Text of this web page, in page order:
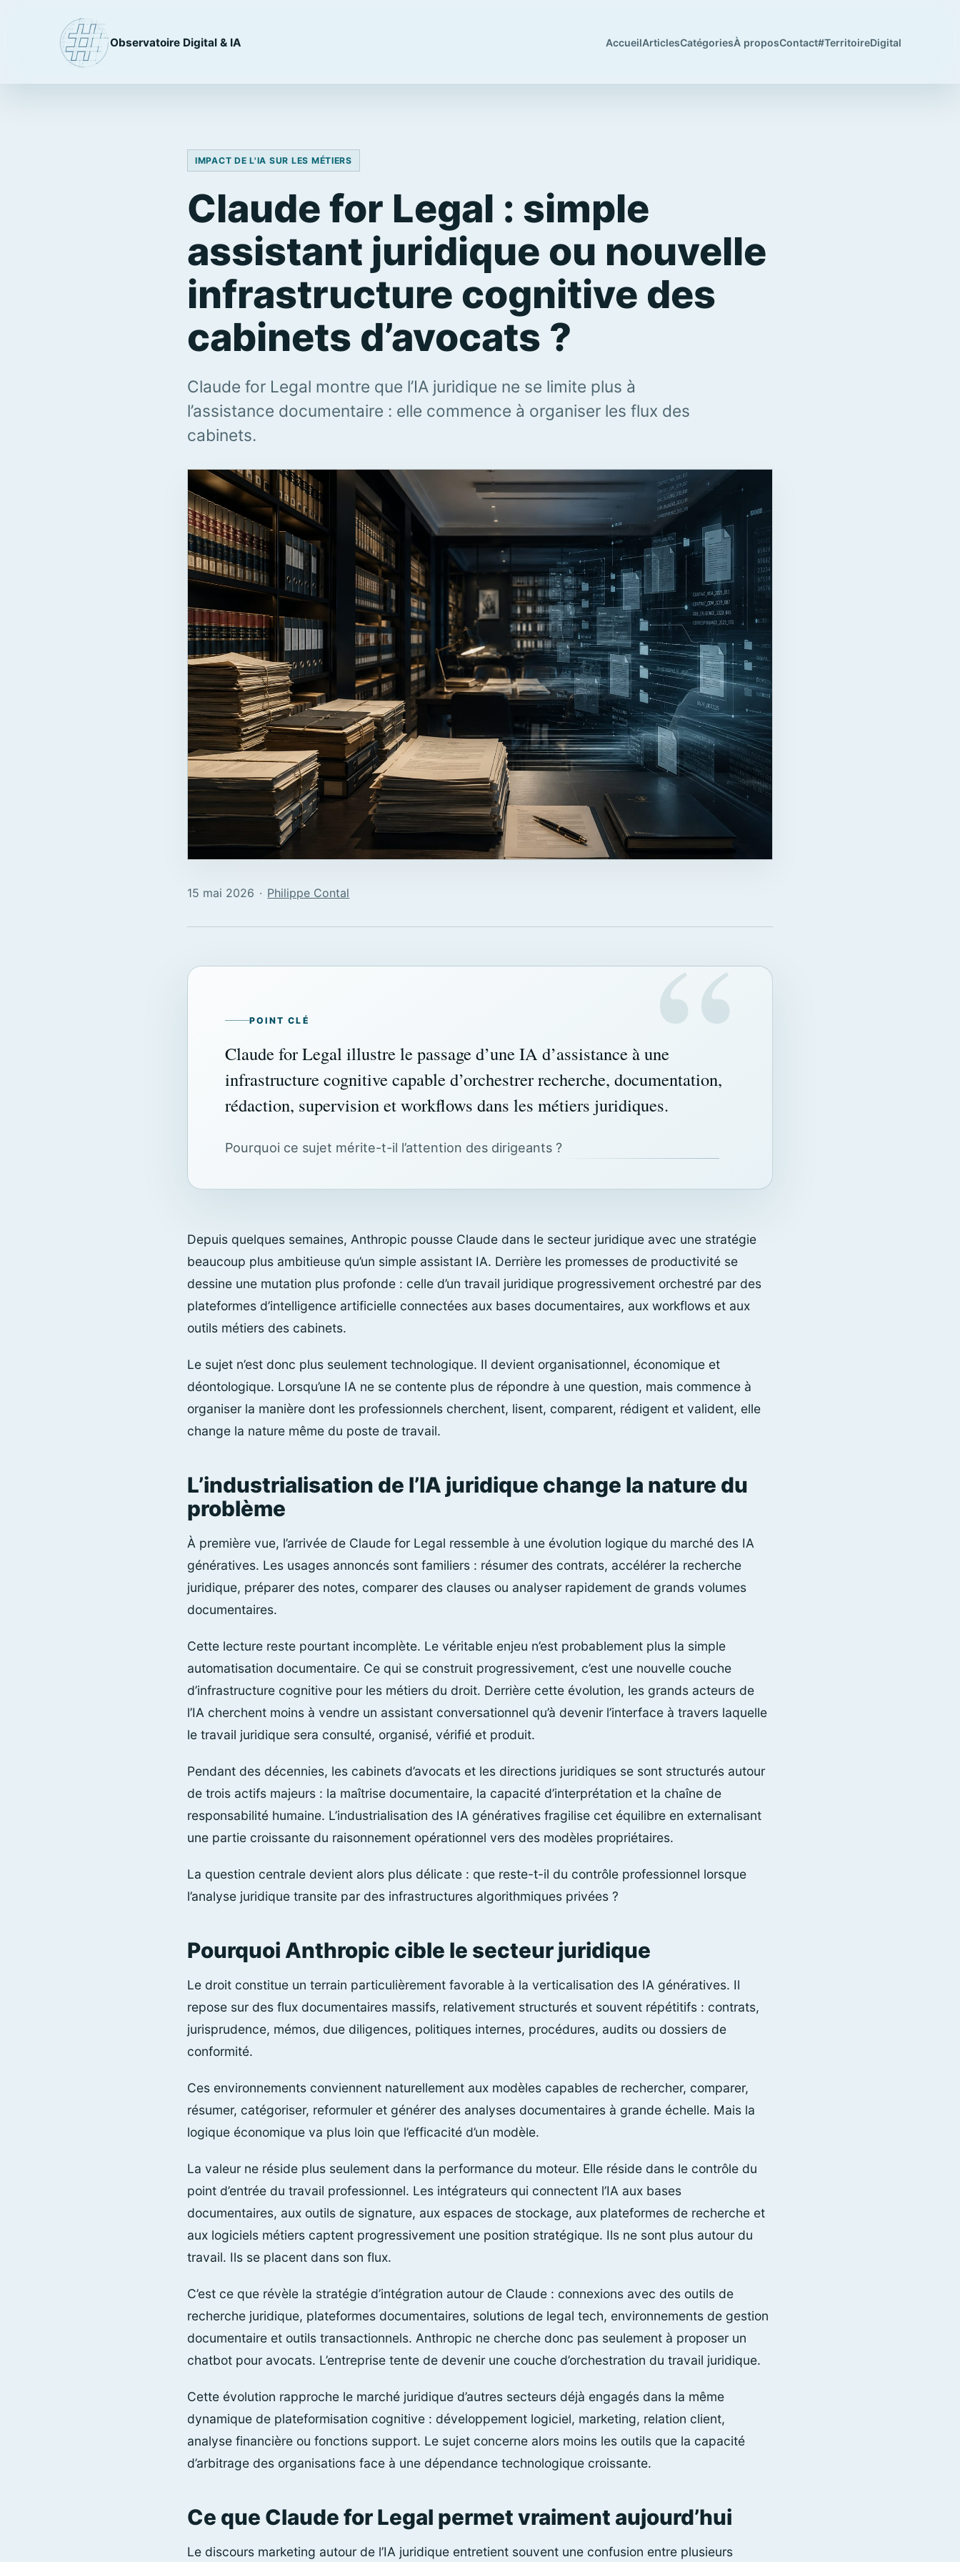
Observatoire Digital & IA AccueilArticlesCatégoriesÀ proposContact#TerritoireDigital
IMPACT DE L'IA SUR LES MÉTIERS
Claude for Legal : simple
assistant juridique ou nouvelle
infrastructure cognitive des
cabinets d’avocats ?
Claude for Legal montre que l’IA juridique ne se limite plus à
l’assistance documentaire : elle commence à organiser les flux des
cabinets.
15 mai 2026 ∙ Philippe Contal
POINT CLÉ
Claude for Legal illustre le passage d’une IA d’assistance à une
infrastructure cognitive capable d’orchestrer recherche, documentation,
rédaction, supervision et workflows dans les métiers juridiques.
Pourquoi ce sujet mérite-t-il l’attention des dirigeants ?
Depuis quelques semaines, Anthropic pousse Claude dans le secteur juridique avec une stratégie
beaucoup plus ambitieuse qu’un simple assistant IA. Derrière les promesses de productivité se
dessine une mutation plus profonde : celle d’un travail juridique progressivement orchestré par des
plateformes d’intelligence artificielle connectées aux bases documentaires, aux workflows et aux
outils métiers des cabinets.
Le sujet n’est donc plus seulement technologique. Il devient organisationnel, économique et
déontologique. Lorsqu’une IA ne se contente plus de répondre à une question, mais commence à
organiser la manière dont les professionnels cherchent, lisent, comparent, rédigent et valident, elle
change la nature même du poste de travail.
L’industrialisation de l’IA juridique change la nature du
problème
À première vue, l’arrivée de Claude for Legal ressemble à une évolution logique du marché des IA
génératives. Les usages annoncés sont familiers : résumer des contrats, accélérer la recherche
juridique, préparer des notes, comparer des clauses ou analyser rapidement de grands volumes
documentaires.
Cette lecture reste pourtant incomplète. Le véritable enjeu n’est probablement plus la simple
automatisation documentaire. Ce qui se construit progressivement, c’est une nouvelle couche
d’infrastructure cognitive pour les métiers du droit. Derrière cette évolution, les grands acteurs de
l’IA cherchent moins à vendre un assistant conversationnel qu’à devenir l’interface à travers laquelle
le travail juridique sera consulté, organisé, vérifié et produit.
Pendant des décennies, les cabinets d’avocats et les directions juridiques se sont structurés autour
de trois actifs majeurs : la maîtrise documentaire, la capacité d’interprétation et la chaîne de
responsabilité humaine. L’industrialisation des IA génératives fragilise cet équilibre en externalisant
une partie croissante du raisonnement opérationnel vers des modèles propriétaires.
La question centrale devient alors plus délicate : que reste-t-il du contrôle professionnel lorsque
l’analyse juridique transite par des infrastructures algorithmiques privées ?
Pourquoi Anthropic cible le secteur juridique
Le droit constitue un terrain particulièrement favorable à la verticalisation des IA génératives. Il
repose sur des flux documentaires massifs, relativement structurés et souvent répétitifs : contrats,
jurisprudence, mémos, due diligences, politiques internes, procédures, audits ou dossiers de
conformité.
Ces environnements conviennent naturellement aux modèles capables de rechercher, comparer,
résumer, catégoriser, reformuler et générer des analyses documentaires à grande échelle. Mais la
logique économique va plus loin que l’efficacité d’un modèle.
La valeur ne réside plus seulement dans la performance du moteur. Elle réside dans le contrôle du
point d’entrée du travail professionnel. Les intégrateurs qui connectent l’IA aux bases
documentaires, aux outils de signature, aux espaces de stockage, aux plateformes de recherche et
aux logiciels métiers captent progressivement une position stratégique. Ils ne sont plus autour du
travail. Ils se placent dans son flux.
C’est ce que révèle la stratégie d’intégration autour de Claude : connexions avec des outils de
recherche juridique, plateformes documentaires, solutions de legal tech, environnements de gestion
documentaire et outils transactionnels. Anthropic ne cherche donc pas seulement à proposer un
chatbot pour avocats. L’entreprise tente de devenir une couche d’orchestration du travail juridique.
Cette évolution rapproche le marché juridique d’autres secteurs déjà engagés dans la même
dynamique de plateformisation cognitive : développement logiciel, marketing, relation client,
analyse financière ou fonctions support. Le sujet concerne alors moins les outils que la capacité
d’arbitrage des organisations face à une dépendance technologique croissante.
Ce que Claude for Legal permet vraiment aujourd’hui
Le discours marketing autour de l’IA juridique entretient souvent une confusion entre plusieurs